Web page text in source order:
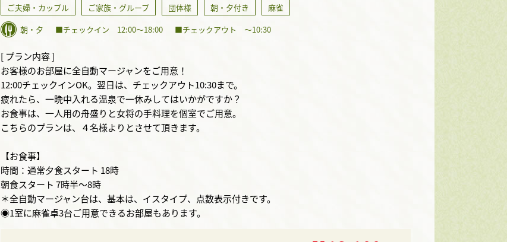
ご夫婦・カップル ご家族・グループ 団体様 朝・夕付き
麻雀
朝・夕
■チェックイン 12:00～18:00 ■チェックアウト ～10:30
[ プラン内容 ]
お客様のお部屋に全自動マージャンをご用意！
12:00チェックインOK。翌日は、チェックアウト10:30まで。
疲れたら、一晩中入れる温泉で一休みしてはいかがですか？
お食事は、一人用の舟盛りと女将の手料理を個室でご用意。
こちらのプランは、４名様よりとさせて頂きます。
【お食事】
時間：通常夕食スタート 18時
朝食スタート 7時半～8時
＊全自動マージャン台は、基本は、イスタイプ、点数表示付きです。
◉1室に麻雀卓3台ご用意できるお部屋もあります。